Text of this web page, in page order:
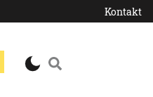
Kontakt